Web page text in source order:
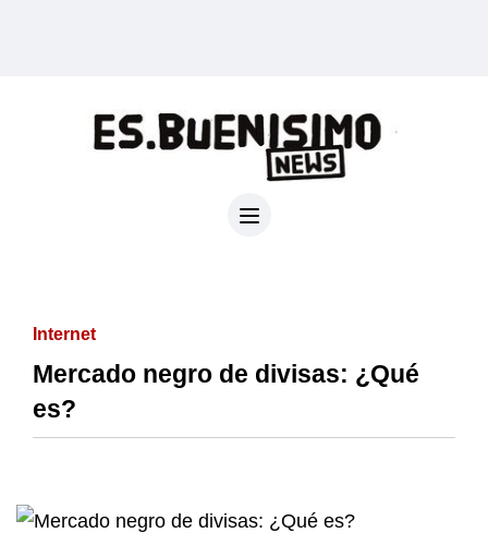
Internet
Mercado negro de divisas: ¿Qué
es?